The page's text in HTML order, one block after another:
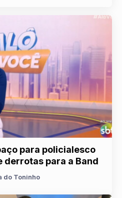
para policialesco
derrotas para a Band
do Toninho